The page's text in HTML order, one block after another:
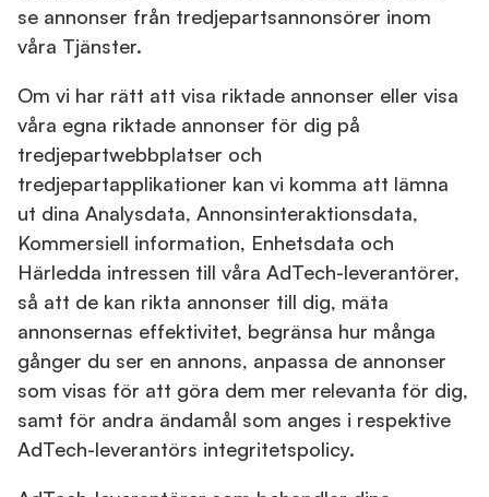
se annonser från tredjepartsannonsörer inom
våra Tjänster.
Om vi har rätt att visa riktade annonser eller visa
våra egna riktade annonser för dig på
tredjepartwebbplatser och
tredjepartapplikationer kan vi komma att lämna
ut dina Analysdata, Annonsinteraktionsdata,
Kommersiell information, Enhetsdata och
Härledda intressen till våra AdTech-leverantörer,
så att de kan rikta annonser till dig, mäta
annonsernas effektivitet, begränsa hur många
gånger du ser en annons, anpassa de annonser
som visas för att göra dem mer relevanta för dig,
samt för andra ändamål som anges i respektive
AdTech-leverantörs integritetspolicy.